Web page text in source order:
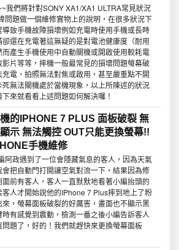
我們將針對SONY XA1/XA1 ULTRA常見狀況
問題做一個維修實物上的說明，在很多狀況下
致手機故障損壞例如充電時使用手機或長時
還在充電著這無疑的是對電池健康度（耐用
產生手機使用中自動關機或開啟使用較耗電
片等等，摔機一般最常見的損壞問題螢幕破
電，拍照無法對焦或啟用，甚至嚴重點不開
無法關機處於當機現象，以上所陳述的狀況
來就看看上述問題如何解決囉！
的IPHONE 7 PLUS 面板破裂 無
示 無法觸控 OUT只能更換螢幕!!
手機維修
阿政遇到了一位會隱藏氣息的客人，因為天氣
把自動門打開讓空氣對流一下，結果因為修
前有客人，客人一直默默地看著小編抬頭的
人才開始說他的IPhone 7 Plus摔到地上了粉
，螢幕面板破裂的好厲害，畫面也不顯示黑
有感覺到震動，檢測一番之後小編告訴客人
題了，好的！我們就趕快來更換螢幕面板